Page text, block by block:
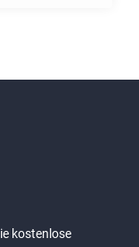
kostenlose